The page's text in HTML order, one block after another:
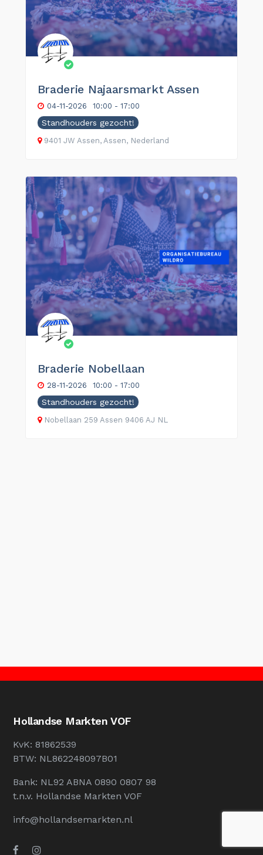
Braderie Najaarsmarkt Assen
04-11-2026 10:00 - 17:00
Standhouders gezocht!
9401 JW Assen, Assen, Nederland
Braderie Nobellaan
28-11-2026 10:00 - 17:00
Standhouders gezocht!
Nobellaan 259 Assen 9406 AJ NL
Hollandse Markten VOF
KvK: 81862539
BTW: NL862248097B01
Bank: NL92 ABNA 0890 0807 98
t.n.v. Hollandse Markten VOF
info@hollandsemarkten.nl